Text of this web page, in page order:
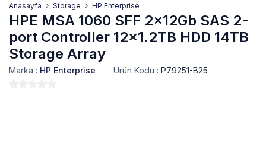
Anasayfa Storage HP Enterprise
HPE MSA 1060 SFF 2x12Gb SAS 2-
port Controller 12x1.2TB HDD 14TB
Storage Array
Marka : HP Enterprise Ürün Kodu : P79251-B25